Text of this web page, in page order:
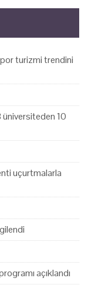
turizmi trendini
10
uçurtmalarla
açıklandı